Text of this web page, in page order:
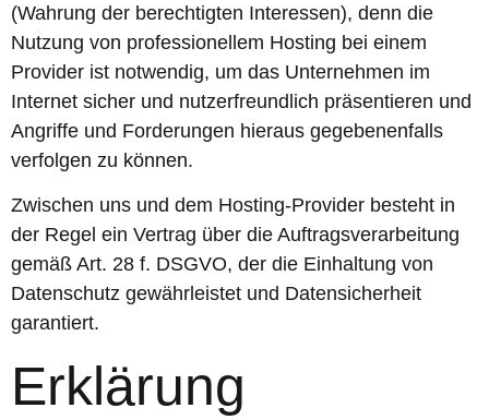
(Wahrung der berechtigten Interessen), denn die
Nutzung von professionellem Hosting bei einem
Provider ist notwendig, um das Unternehmen im
Internet sicher und nutzerfreundlich präsentieren und
Angriffe und Forderungen hieraus gegebenenfalls
verfolgen zu können.
Zwischen uns und dem Hosting-Provider besteht in
der Regel ein Vertrag über die Auftragsverarbeitung
gemäß Art. 28 f. DSGVO, der die Einhaltung von
Datenschutz gewährleistet und Datensicherheit
garantiert.
Erklärung